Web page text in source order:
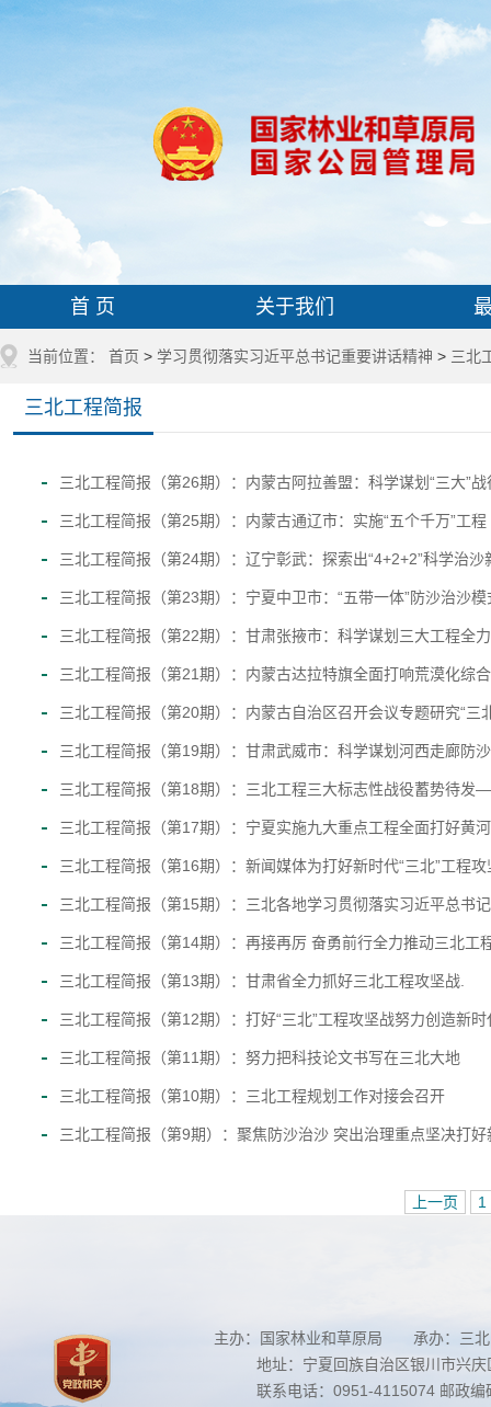
首 页 关于我们
当前位置： 首页 > 学习贯彻落实习近平总书记重要讲话精神 > 三北
三北工程简报
三北工程简报（第26期）：内蒙古阿拉善盟：科学谋划“三大”
三北工程简报（第25期）：内蒙古通辽市：实施“五个千万”工
三北工程简报（第24期）：辽宁彰武：探索出“4+2+2”科学治沙
三北工程简报（第23期）：宁夏中卫市：“五带一体”防沙治沙模
三北工程简报（第22期）：甘肃张掖市：科学谋划三大工程全
三北工程简报（第21期）：内蒙古达拉特旗全面打响荒漠化综
三北工程简报（第20期）：内蒙古自治区召开会议专题研究“三
三北工程简报（第19期）：甘肃武威市：科学谋划河西走廊防
三北工程简报（第18期）：三北工程三大标志性战役蓄势待
三北工程简报（第17期）：宁夏实施九大重点工程全面打好黄
三北工程简报（第16期）：新闻媒体为打好新时代“三北”工程
三北工程简报（第15期）：三北各地学习贯彻落实习近平总书
三北工程简报（第14期）：再接再厉 奋勇前行全力推动三北工
三北工程简报（第13期）：甘肃省全力抓好三北工程攻坚战.
三北工程简报（第12期）：打好“三北”工程攻坚战努力创造新
三北工程简报（第11期）：努力把科技论文书写在三北大地
三北工程简报（第10期）：三北工程规划工作对接会召开
三北工程简报（第9期）：聚焦防沙治沙 突出治理重点坚决打
上一页 1
主办：国家林业和草原局 承办：三北
地址：宁夏回族自治区银川市兴
联系电话：0951-4115074 邮政